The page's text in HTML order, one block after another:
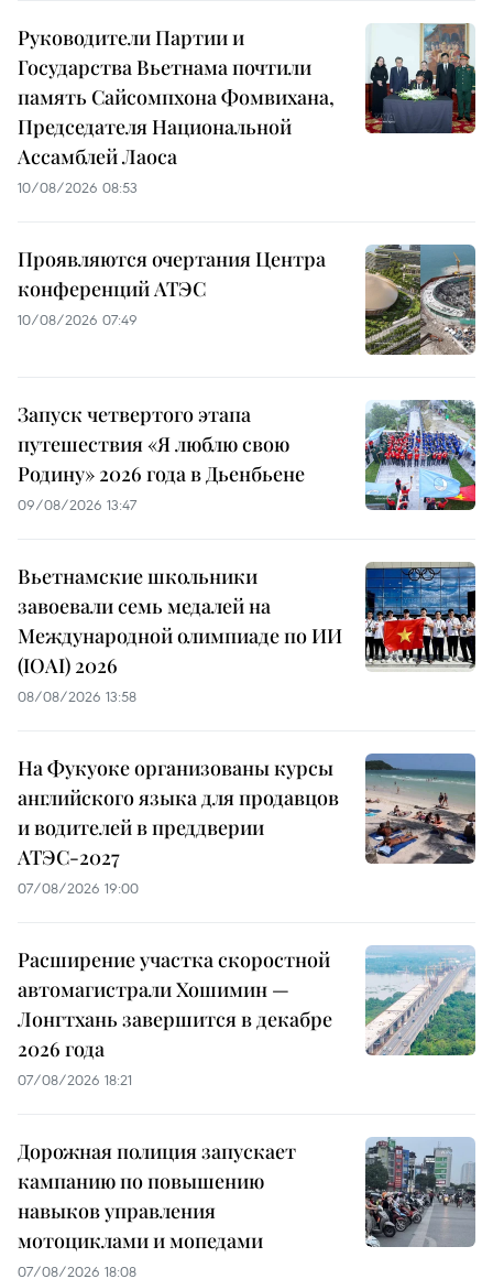
Руководители Партии и
Государства Вьетнама почтили
память Сайсомпхона Фомвихана,
Председателя Национальной
Ассамблей Лаоса
10/08/2026 08:53
Проявляются очертания Центра
конференций АТЭС
10/08/2026 07:49
Запуск четвертого этапа
путешествия «Я люблю свою
Родину» 2026 года в Дьенбьене
09/08/2026 13:47
Вьетнамские школьники
завоевали семь медалей на
Международной олимпиаде по ИИ
(IOAI) 2026
08/08/2026 13:58
На Фукуоке организованы курсы
английского языка для продавцов
и водителей в преддверии
АТЭС-2027
07/08/2026 19:00
Расширение участка скоростной
автомагистрали Хошимин —
Лонгтхань завершится в декабре
2026 года
07/08/2026 18:21
Дорожная полиция запускает
кампанию по повышению
навыков управления
мотоциклами и мопедами
07/08/2026 18:08